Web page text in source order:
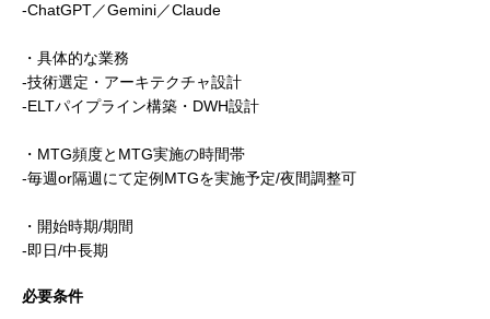
-ChatGPT／Gemini／Claude
・具体的な業務
-技術選定・アーキテクチャ設計
-ELTパイプライン構築・DWH設計
・MTG頻度とMTG実施の時間帯
-毎週or隔週にて定例MTGを実施予定/夜間調整可
・開始時期/期間
-即日/中長期
必要条件